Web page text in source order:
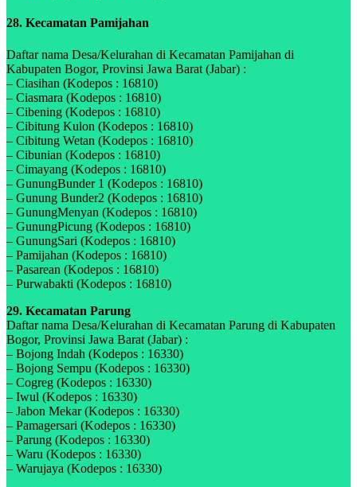
28. Kecamatan Pamijahan
Daftar nama Desa/Kelurahan di Kecamatan Pamijahan di
Kabupaten Bogor, Provinsi Jawa Barat (Jabar) :
– Ciasihan (Kodepos : 16810)
– Ciasmara (Kodepos : 16810)
– Cibening (Kodepos : 16810)
– Cibitung Kulon (Kodepos : 16810)
– Cibitung Wetan (Kodepos : 16810)
– Cibunian (Kodepos : 16810)
– Cimayang (Kodepos : 16810)
– GunungBunder 1 (Kodepos : 16810)
– Gunung Bunder2 (Kodepos : 16810)
– GunungMenyan (Kodepos : 16810)
– GunungPicung (Kodepos : 16810)
– GunungSari (Kodepos : 16810)
– Pamijahan (Kodepos : 16810)
– Pasarean (Kodepos : 16810)
– Purwabakti (Kodepos : 16810)
29. Kecamatan Parung
Daftar nama Desa/Kelurahan di Kecamatan Parung di Kabupaten
Bogor, Provinsi Jawa Barat (Jabar) :
– Bojong Indah (Kodepos : 16330)
– Bojong Sempu (Kodepos : 16330)
– Cogreg (Kodepos : 16330)
– Iwul (Kodepos : 16330)
– Jabon Mekar (Kodepos : 16330)
– Pamagersari (Kodepos : 16330)
– Parung (Kodepos : 16330)
– Waru (Kodepos : 16330)
– Warujaya (Kodepos : 16330)